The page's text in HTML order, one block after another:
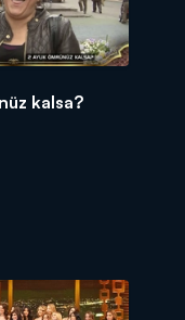
kalsa?